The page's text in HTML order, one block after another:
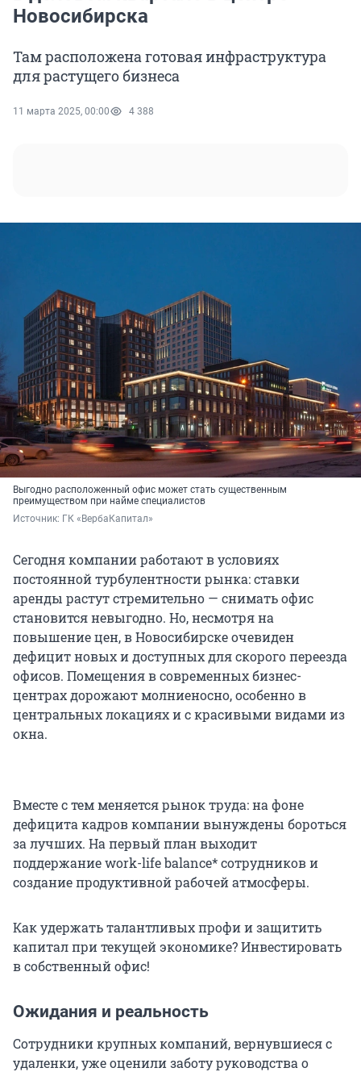
Новосибирска
Там расположена готовая инфраструктура
для растущего бизнеса
11 марта 2025, 00:00 4 388
Выгодно расположенный офис может стать существенным
преимуществом при найме специалистов
Источник: ГК «ВербаКапитал»
Сегодня компании работают в условиях
постоянной турбулентности рынка: ставки
аренды растут стремительно — снимать офис
становится невыгодно. Но, несмотря на
повышение цен, в Новосибирске очевиден
дефицит новых и доступных для скорого переезда
офисов. Помещения в современных бизнес-
центрах дорожают молниеносно, особенно в
центральных локациях и с красивыми видами из
окна.
Вместе с тем меняется рынок труда: на фоне
дефицита кадров компании вынуждены бороться
за лучших. На первый план выходит
поддержание work-life balance* сотрудников и
создание продуктивной рабочей атмосферы.
Как удержать талантливых профи и защитить
капитал при текущей экономике? Инвестировать
в собственный офис!
Ожидания и реальность
Сотрудники крупных компаний, вернувшиеся с
удаленки, уже оценили заботу руководства о